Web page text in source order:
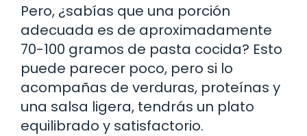
Pero, ¿sabías que una porción
adecuada es de aproximadamente
70-100 gramos de pasta cocida? Esto
puede parecer poco, pero si lo
acompañas de verduras, proteínas y
una salsa ligera, tendrás un plato
equilibrado y satisfactorio.